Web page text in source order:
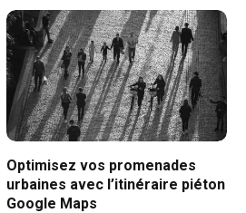
Optimisez vos promenades
urbaines avec l’itinéraire piéton
Google Maps